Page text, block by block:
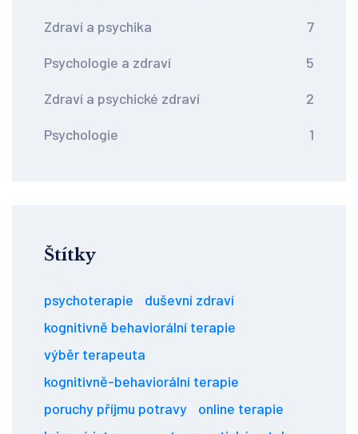
Zdraví a psychika 7
Psychologie a zdraví 5
Zdraví a psychické zdraví 2
Psychologie 1
Štítky
psychoterapie
duševní zdraví
kognitivně behaviorální terapie
výběr terapeuta
kognitivně-behaviorální terapie
poruchy příjmu potravy
online terapie